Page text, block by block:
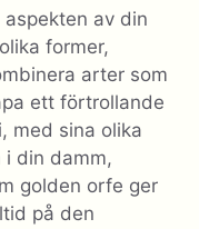
av din
former,
arter som
ett förtrollande
med sina olika
i din damm,
golden orfe ger
på den